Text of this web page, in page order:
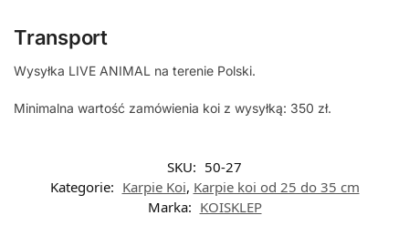
Transport
Wysyłka LIVE ANIMAL na terenie Polski.
Minimalna wartość zamówienia koi z wysyłką: 350 zł.
SKU: 50-27
Kategorie: Karpie Koi, Karpie koi od 25 do 35 cm
Marka: KOISKLEP